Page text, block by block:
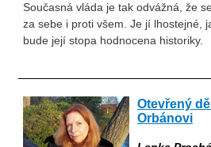
Současná vláda je tak odvážná, že
za sebe i proti všem. Je jí lhostejné,
bude její stopa hodnocena historiky.
Otevřený
Orbánovi